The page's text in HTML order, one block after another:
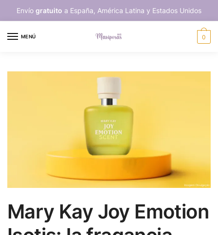
Envío gratuito a España, América Latina y Estados Unidos
MENÚ 0
Mary Kay Joy Emotion